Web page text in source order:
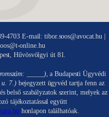
4703 E-mail: tibor.soos@avocat.hu |
online.hu
Hűvösvölgyi út 81.
_____), a Budapesti Ügyvédi
u. 7.)bejegyzett ügyvéd tartja fenn az
belső szabályzatok szerint, melyek az
tájékoztatással együtt
honlapon találhatóak.